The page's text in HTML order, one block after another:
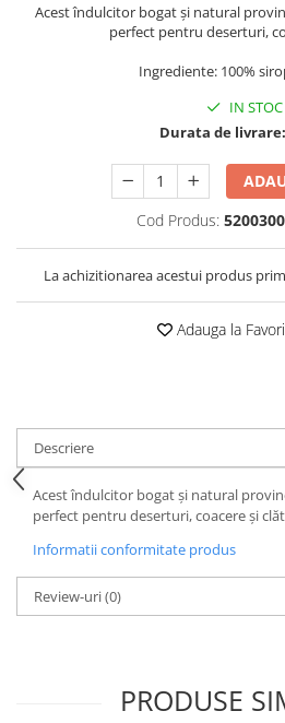
REMEDII NATURISTE
Acest îndulcitor bogat și natural
perfect pentru deserturi,
Ingrediente: 100%
IN STOC
Durata de livrare:
Cod Produs:
La achizitionarea acestui produs
Adauga la
Descriere
Acest îndulcitor bogat și natural
perfect pentru deserturi, coacere și
Informatii conformitate produs
Review-uri(0)
PRODUSE